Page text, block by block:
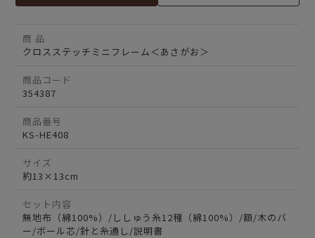
商 品
クロスステッチミニフレーム＜あさがお＞
商品コード
354387
商品番号
KS-HE408
サイズ
約13×13cm
セット内容
無地布（綿100%）/ししゅう糸12種（綿100%）/額/木のバ
ー/ボール芯/針と糸通し/説明書